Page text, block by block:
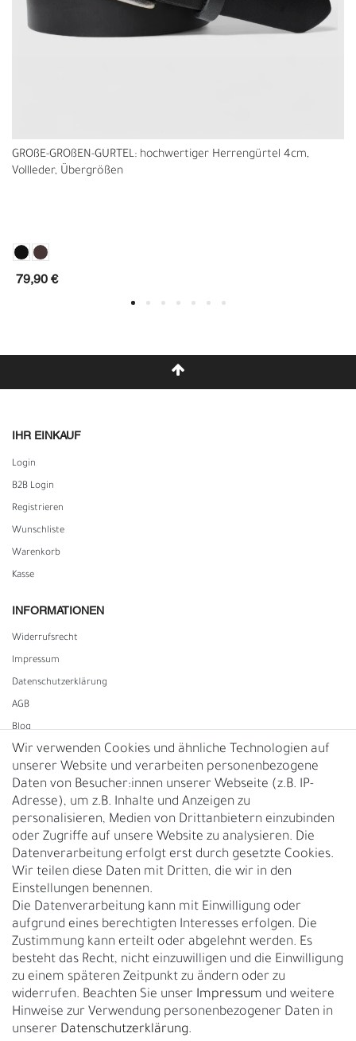
GROßE-GRÖßEN-GÜRTEL: hochwertiger Herrengürtel 4cm,
Vollleder, Übergrößen
79,90 €
IHR EINKAUF
Login
B2B Login
Registrieren
Wunschliste
Warenkorb
Kasse
INFORMATIONEN
Widerrufs­recht
Impressum
Daten­schutz­erklärung
AGB
Blog
Vertrag widerrufen
UNTERNEHMEN
Nachhaltigkeit
Kontakt
Über uns
Rückgabe
Gürtelgröße messen
Garantie
GESCHÄFTSKUNDEN & HÄNDLER
B2B Geschäftskunden
Wir verwenden Cookies und ähnliche Technologien auf
unserer Website und verarbeiten personenbezogene
Daten von Besucher:innen unserer Webseite (z.B. IP-
Adresse), um z.B. Inhalte und Anzeigen zu
personalisieren, Medien von Drittanbietern einzubinden
oder Zugriffe auf unsere Website zu analysieren. Die
Datenverarbeitung erfolgt erst durch gesetzte Cookies.
Wir teilen diese Daten mit Dritten, die wir in den
Einstellungen benennen.
Die Datenverarbeitung kann mit Einwilligung oder
aufgrund eines berechtigten Interesses erfolgen. Die
Zustimmung kann erteilt oder abgelehnt werden. Es
besteht das Recht, nicht einzuwilligen und die Einwilligung
zu einem späteren Zeitpunkt zu ändern oder zu
widerrufen. Beachten Sie unser Impressum und weitere
Hinweise zur Verwendung personenbezogener Daten in
unserer Daten­schutz­erklärung.